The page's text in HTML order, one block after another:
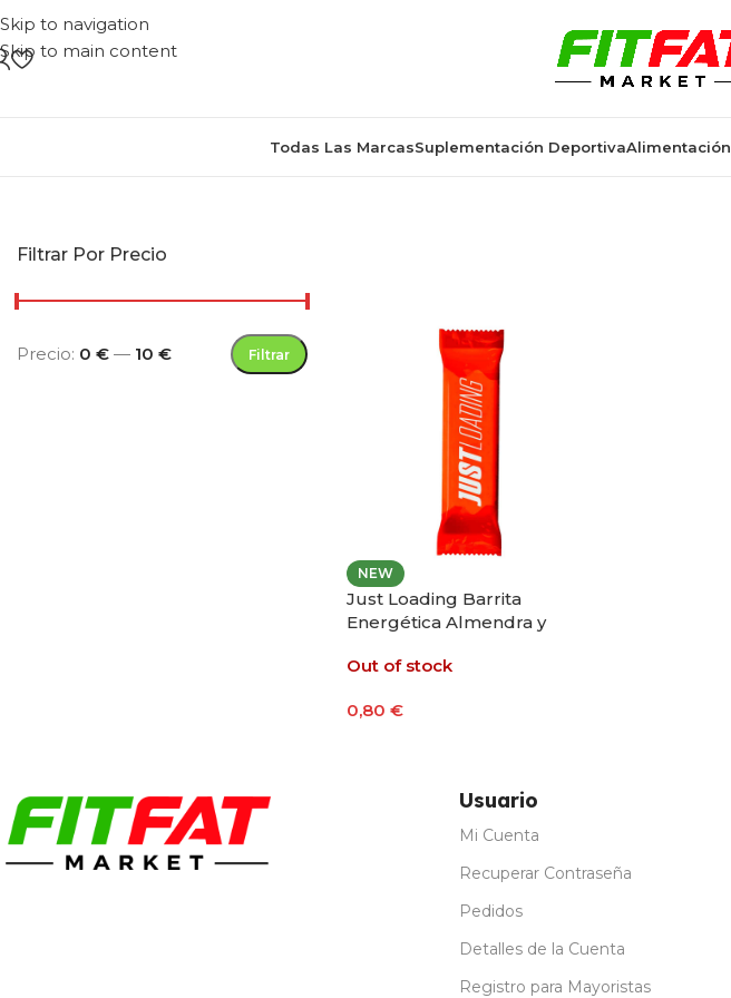
Skip to navigation
Skip to main content
Todas Las MarcasSuplementación DeportivaAlimentación
Filtrar Por Precio
Filtrar
Precio: 0 € — 10 €
NEW
Just Loading Barrita
Energética Almendra y
Out of stock
0,80 €
Usuario
Mi Cuenta
Recuperar Contraseña
Pedidos
Detalles de la Cuenta
Registro para Mayoristas